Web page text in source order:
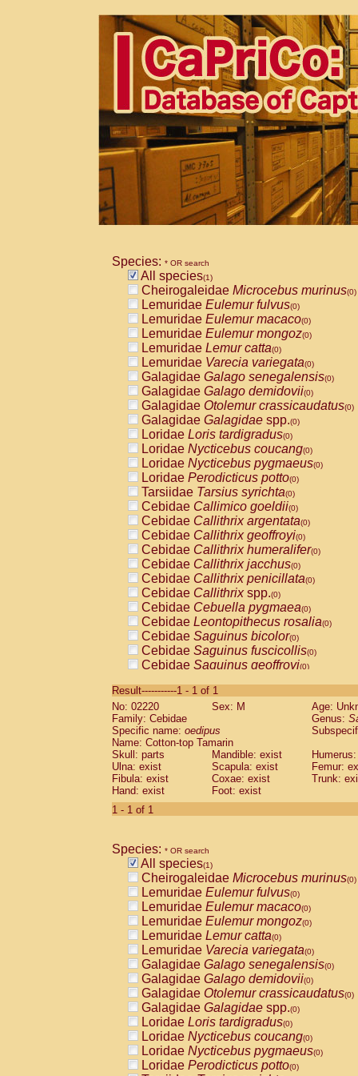
Species: * OR search
All species(1)
Cheirogaleidae Microcebus murinus(0)
Lemuridae Eulemur fulvus(0)
Lemuridae Eulemur macaco(0)
Lemuridae Eulemur mongoz(0)
Lemuridae Lemur catta(0)
Lemuridae Varecia variegata(0)
Galagidae Galago senegalensis(0)
Galagidae Galago demidovii(0)
Galagidae Otolemur crassicaudatus(0)
Galagidae Galagidae spp.(0)
Loridae Loris tardigradus(0)
Loridae Nycticebus coucang(0)
Loridae Nycticebus pygmaeus(0)
Loridae Perodicticus potto(0)
Tarsiidae Tarsius syrichta(0)
Cebidae Callimico goeldii(0)
Cebidae Callithrix argentata(0)
Cebidae Callithrix geoffroyi(0)
Cebidae Callithrix humeralifer(0)
Cebidae Callithrix jacchus(0)
Cebidae Callithrix penicillata(0)
Cebidae Callithrixspp.(0)
Cebidae Cebuella pygmaea(0)
Cebidae Leontopithecus rosalia(0)
Cebidae Saguinus bicolor(0)
Cebidae Saguinus fuscicollis(0)
Cebidae Saguinus geoffroyi(0)
CebidaeSaguinus labiatus(0)
Cebidae Saguinus leucopus (0)
Cebidae
CebidaeSaguinus mystax
Cebidae Saguinus nigricollis (0)
Cebidae Saguinus oedipus
Cebidae Saguinus weddelli
Cebidae Saguinusspp.
Cebidae
CebidaeCebus capucinus
CebidaeCebus nigrivittatus
CebidaeCebus spp.(0)
CebidaeSaimiri boliviensis(0)
CebidaeSaimiri sciureus(0)
AtelidaeAlouatta caraya(0)
AtelidaeAlouatta fusca(0)
AtelidaeAlouatta seniculus(0)
AtelidaeAlouattaspp.(0)
AtelidaeAteles belzebuth(0)
AtelidaeAteles geoffroyi(0)
AtelidaeAteles paniscus(0)
AtelidaeAtelesspp.(0)
AtelidaeLagothrix lagothricha(0)
AtelidaeLagothrix lagothricha cana
PitheciidaeCacajao calvus
Result-----------1 - 1 of 1
No: 02220
Sex: M
Age:
Family: Cebidae
Genus:
Specific name: oedipus
Name: Cotton-top Tamarin
Skull: parts
Mandible: exist
Ulna: exist
Scapula: exist
Femur:
Fibula: exist
Coxae: exist
Trunk:
Hand: exist
Foot: exist
1 - 1 of 1
Species: * OR search
All species(1)
Cheirogaleidae Microcebus murinus(0)
Lemuridae Eulemur fulvus(0)
Lemuridae Eulemur macaco(0)
Lemuridae Eulemur mongoz(0)
Lemuridae Lemur catta(0)
Lemuridae Varecia variegata(0)
Galagidae Galago senegalensis(0)
Galagidae Galago demidovii(0)
Galagidae Otolemur crassicaudatus(0)
Galagidae Galagidae spp.(0)
Loridae Loris tardigradus(0)
Loridae Nycticebus coucang(0)
Loridae Nycticebus pygmaeus(0)
Loridae Perodicticus potto(0)